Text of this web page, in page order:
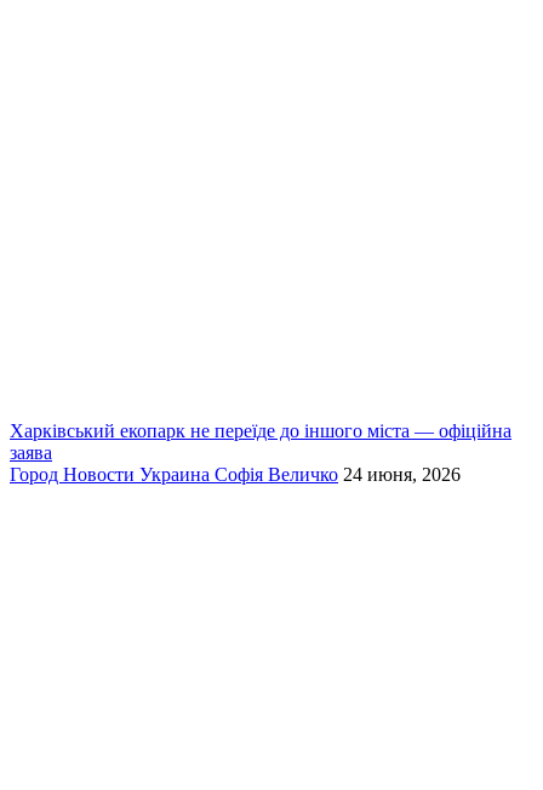
Харківський екопарк не переїде до іншого міста — офіційна
заява
Город Новости Украина Софія Величко 24 июня, 2026